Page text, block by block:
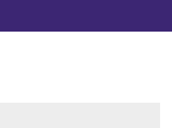
Materialien und